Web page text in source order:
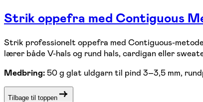
Strik oppefra med Contiguous
Strik professionelt oppefra med Contiguous-
lærer både V-hals og rund hals, cardigan eller
Medbring: 50 g glat uldgarn til pind 3–3,5 mm,
Tilbage til toppen